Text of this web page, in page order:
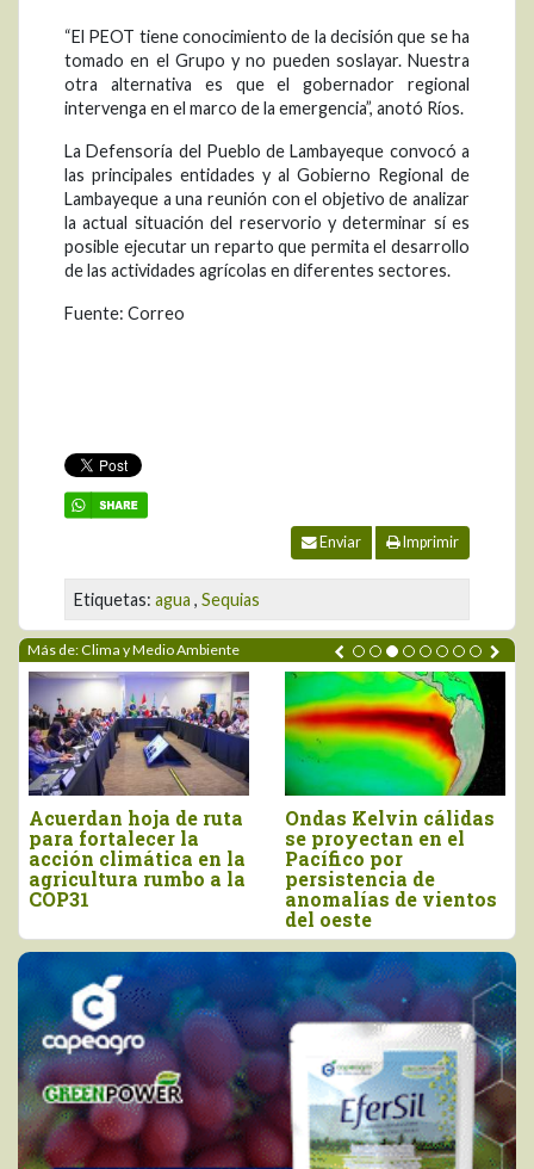
“El PEOT tiene conocimiento de la decisión que se ha
tomado en el Grupo y no pueden soslayar. Nuestra
otra alternativa es que el gobernador regional
intervenga en el marco de la emergencia”, anotó Ríos.
La Defensoría del Pueblo de Lambayeque convocó a
las principales entidades y al Gobierno Regional de
Lambayeque a una reunión con el objetivo de analizar
la actual situación del reservorio y determinar sí es
posible ejecutar un reparto que permita el desarrollo
de las actividades agrícolas en diferentes sectores.
Fuente: Correo
Enviar Imprimir
Etiquetas: agua , Sequias
Más de: Clima y Medio Ambiente
“El agro debe
prepararse con
anticipación para
enfrentar los efectos
del Niño Costero”
DRA Piura se
ante posible
de El Niño Costero